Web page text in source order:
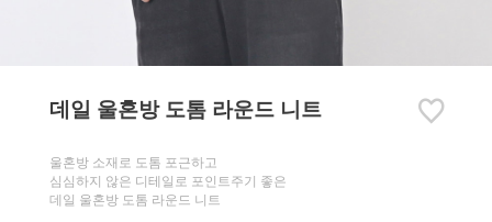
데일 울혼방 도톰 라운드 니트
울혼방 소재로 도톰 포근하고
심심하지 않은 디테일로 포인트주기 좋은
데일 울혼방 도톰 라운드 니트